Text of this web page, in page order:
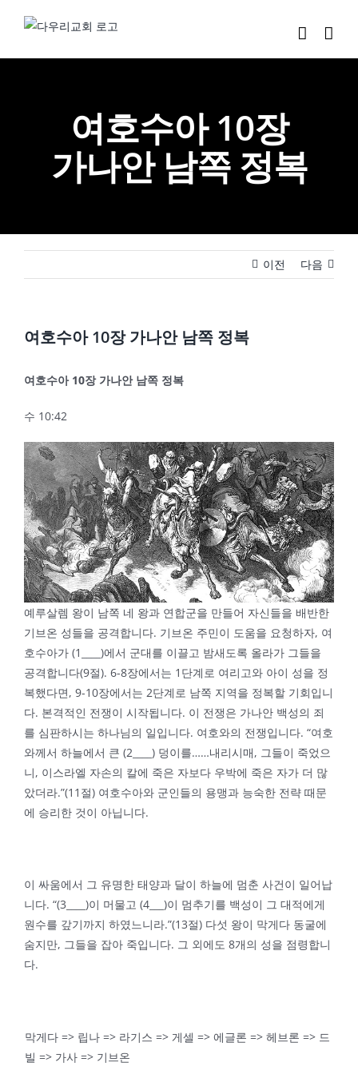
여호수아 10장
가나안 남쪽 정복
이전 다음
여호수아 10장 가나안 남쪽 정복
여호수아 10장 가나안 남쪽 정복
수 10:42
예루살렘 왕이 남쪽 네 왕과 연합군을 만들어 자신들을 배반한
기브온 성들을 공격합니다. 기브온 주민이 도움을 요청하자, 여
호수아가 (1____)에서 군대를 이끌고 밤새도록 올라가 그들을
공격합니다(9절). 6-8장에서는 1단계로 여리고와 아이 성을 정
복했다면, 9-10장에서는 2단계로 남쪽 지역을 정복할 기회입니
다. 본격적인 전쟁이 시작됩니다. 이 전쟁은 가나안 백성의 죄
를 심판하시는 하나님의 일입니다. 여호와의 전쟁입니다. “여호
와께서 하늘에서 큰 (2____) 덩이를……내리시매, 그들이 죽었으
니, 이스라엘 자손의 칼에 죽은 자보다 우박에 죽은 자가 더 많
았더라.”(11절) 여호수아와 군인들의 용맹과 능숙한 전략 때문
에 승리한 것이 아닙니다.
이 싸움에서 그 유명한 태양과 달이 하늘에 멈춘 사건이 일어납
니다. “(3____)이 머물고 (4___)이 멈추기를 백성이 그 대적에게
원수를 갚기까지 하였느니라.”(13절) 다섯 왕이 막게다 동굴에
숨지만, 그들을 잡아 죽입니다. 그 외에도 8개의 성을 점령합니
다.
막게다 => 립나 => 라기스 => 게셀 => 에글론 => 헤브론 => 드
빌 => 가사 => 기브온